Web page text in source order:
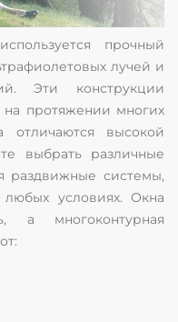
прочный
лучей и
Эти конструкции
протяжении многих
высокой
выбрать различные
раздвижные системы,
условиях. Окна
а многоконтурная